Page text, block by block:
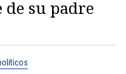
su padre